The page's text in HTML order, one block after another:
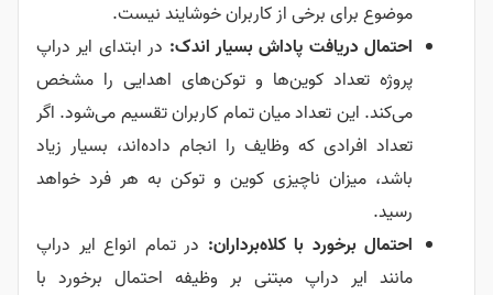
موضوع برای برخی از کاربران خوشایند نیست.
احتمال دریافت پاداش بسیار اندک: در ابتدای ایر دراپ
پروژه تعداد کوین‌ها و توکن‌های اهدایی را مشخص
می‌کند. این تعداد میان تمام کاربران تقسیم می‌شود. اگر
تعداد افرادی که وظایف را انجام داده‌اند، بسیار زیاد
باشد، میزان ناچیزی کوین و توکن به هر فرد خواهد
رسید.
احتمال برخورد با کلاه‌برداران: در تمام انواع ایر دراپ
مانند ایر دراپ مبتنی بر وظیفه احتمال برخورد با